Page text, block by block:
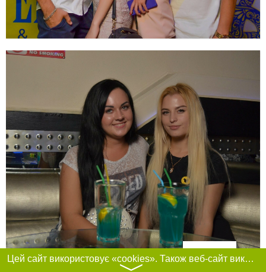
Фільтри
Цей сайт використовує «cookies». Також веб-сайт використовує інтернет-сервіс для збору технічних даних стосовно відвідувачів з метою отримання маркетингової та статистичної інформації. Умови обробки даних відвідувачів сайту див.
〉